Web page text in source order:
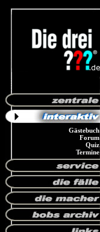
Gästebuch
Forum
Quiz
Termine